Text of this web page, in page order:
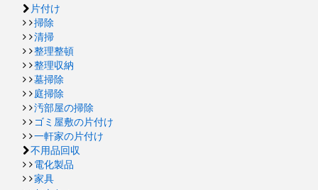
片付け
掃除
清掃
整理整頓
整理収納
墓掃除
庭掃除
汚部屋の掃除
ゴミ屋敷の片付け
一軒家の片付け
不用品回収
電化製品
家具